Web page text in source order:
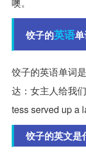
饺子的英语
饺子的英语单词
达：女主人给我
tess served up a
饺子的英文是